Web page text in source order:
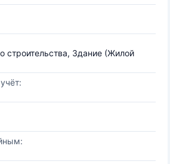
строительства, Здание (Жилой